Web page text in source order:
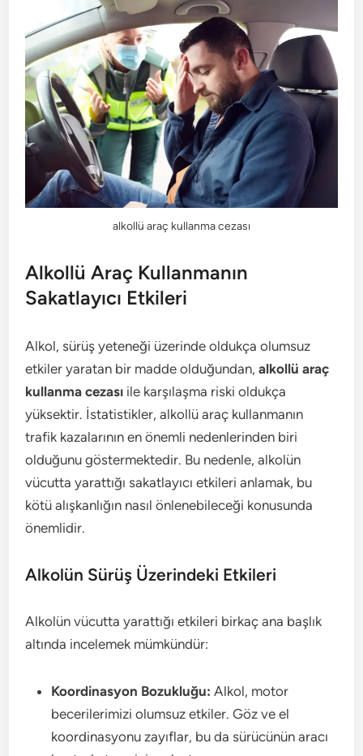
alkollü araç kullanma cezası
Alkollü Araç Kullanmanın
Sakatlayıcı Etkileri
Alkol, sürüş yeteneği üzerinde oldukça olumsuz
etkiler yaratan bir madde olduğundan,alkollü araç
kullanma cezası ile karşılaşma riski oldukça
yüksektir. İstatistikler, alkollü araç kullanmanın
trafik kazalarının en önemli nedenlerinden biri
olduğunu göstermektedir. Bu nedenle, alkolün
vücutta yarattığı sakatlayıcı etkileri anlamak, bu
kötü alışkanlığın nasıl önlenebileceği konusunda
önemlidir.
Alkolün Sürüş Üzerindeki Etkileri
Alkolün vücutta yarattığı etkileri birkaç ana başlık
altında incelemek mümkündür:
Koordinasyon Bozukluğu: Alkol, motor
becerilerimizi olumsuz etkiler. Göz ve el
koordinasyonu zayıflar, bu da sürücünün aracı